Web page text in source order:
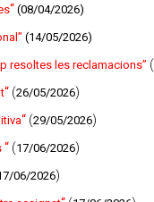
“ (08/04/2026)
(14/05/2026)
resoltes les reclamacions” (
“ (26/05/2026)
“ (29/05/2026)
“ (17/06/2026)
06/2026)